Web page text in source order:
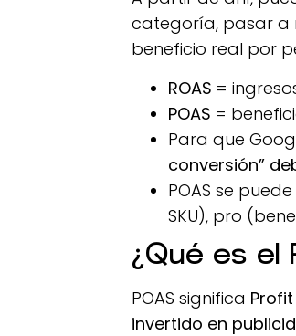
categoría, pasar a
beneficio real por
ROAS =
POAS =
Para que
conversión”
POAS se
SKU), pro
¿Qué es el
POAS significa
invertido en